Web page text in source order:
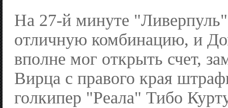
На 27-й минуте
отличную комбинацию, и
вполне мог открыть счет,
Вирца с правого края
голкипер "Реала" Тибо